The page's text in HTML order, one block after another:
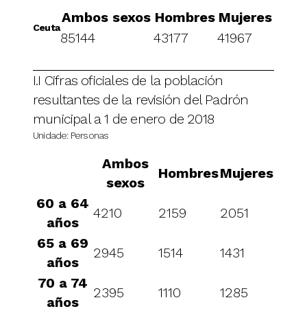
Ceuta
Ambos sexos Hombres Mujeres
85144
43177 41967
I.I Cifras oficiales de la población
resultantes de la revisión del Padrón
municipal a 1 de enero de 2018
Unidade: Personas
Ambos
sexos
HombresMujeres
60 a 64
años
4210 2159
2051
65 a 69
años
2945 1514
1431
70 a 74
años
2395 1110
1285